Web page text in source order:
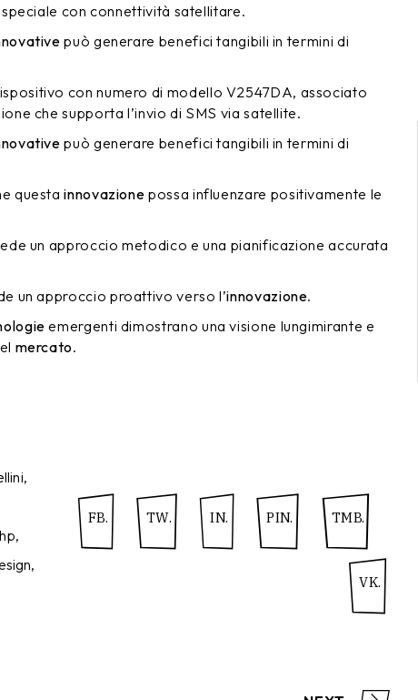
con connettività satellitare.
può generare benefici tangibili in termini di
con numero di modello V2547DA, associato
che supporta l’invio di SMS via satellite.
può generare benefici tangibili in termini di
questainnovazione possa influenzare positivamente le
un approccio metodico e una pianificazione accurata
un approccio proattivo verso l’innovazione.
emergenti dimostrano una visione lungimirante e
mercato.
FB. TW. IN. PIN. TMB.
VK.